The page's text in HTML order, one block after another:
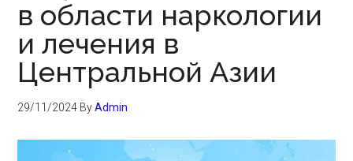
в области наркологии
и лечения в
Центральной Азии
29/11/2024 ByAdmin